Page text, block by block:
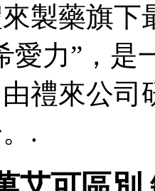
製藥旗下
愛力”，
禮來公司
.